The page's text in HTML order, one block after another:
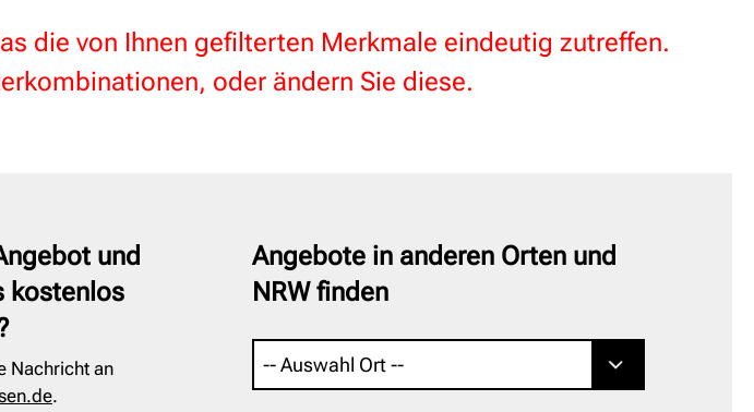
die von Ihnen gefilterten Merkmale eindeutig zutreffen.
oder ändern Sie diese.
und
kostenlos
Nachricht an
.
Angebote in anderen Orten und
NRW finden